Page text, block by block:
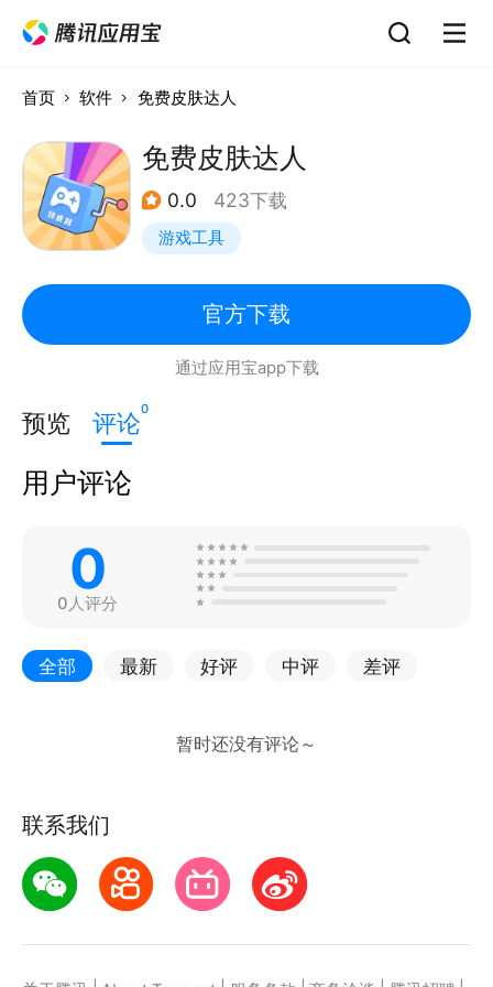
首页 软件 免费皮肤达人
免费皮肤达人
0.0 423下载
游戏工具
官方下载
通过应用宝app下载
预览 评论0
用户评论
0
0人评分
全部 最新 好评 中评 差评
联系我们